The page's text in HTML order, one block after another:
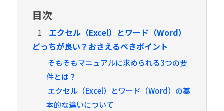
目次
1
エクセル（Excel）とワード（Word）
どっちが良い？おさえるべきポイント
そもそもマニュアルに求められる3つの要
件とは？
エクセル（Excel）とワード（Word）の基
本的な違いについて